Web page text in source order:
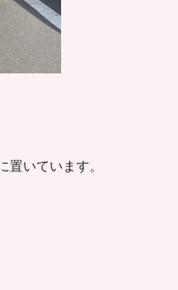
いています。